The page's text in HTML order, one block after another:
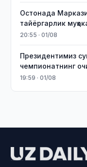
Остонада
тайёргарлик
20:55 · 01/08
Президентимиз
чемпионатнинг
19:59 · 01/08